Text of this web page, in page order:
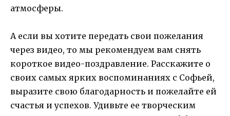
атмосферы.
А если вы хотите передать свои пожелания
через видео, то мы рекомендуем вам снять
короткое видео-поздравление. Расскажите о
своих самых ярких воспоминаниях с Софьей,
выразите свою благодарность и пожелайте ей
счастья и успехов. Удивьте ее творческим